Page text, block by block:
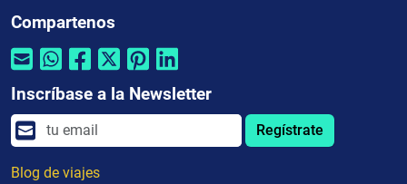
Compartenos
Inscríbase a la Newsletter
Regístrate
Blog de viajes